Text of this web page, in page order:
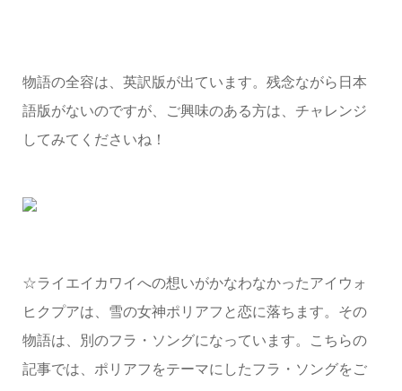
物語の全容は、英訳版が出ています。残念ながら日本
語版がないのですが、ご興味のある方は、チャレンジ
してみてくださいね！
☆ライエイカワイへの想いがかなわなかったアイウォ
ヒクプアは、雪の女神ポリアフと恋に落ちます。その
物語は、別のフラ・ソングになっています。こちらの
記事では、ポリアフをテーマにしたフラ・ソングをご